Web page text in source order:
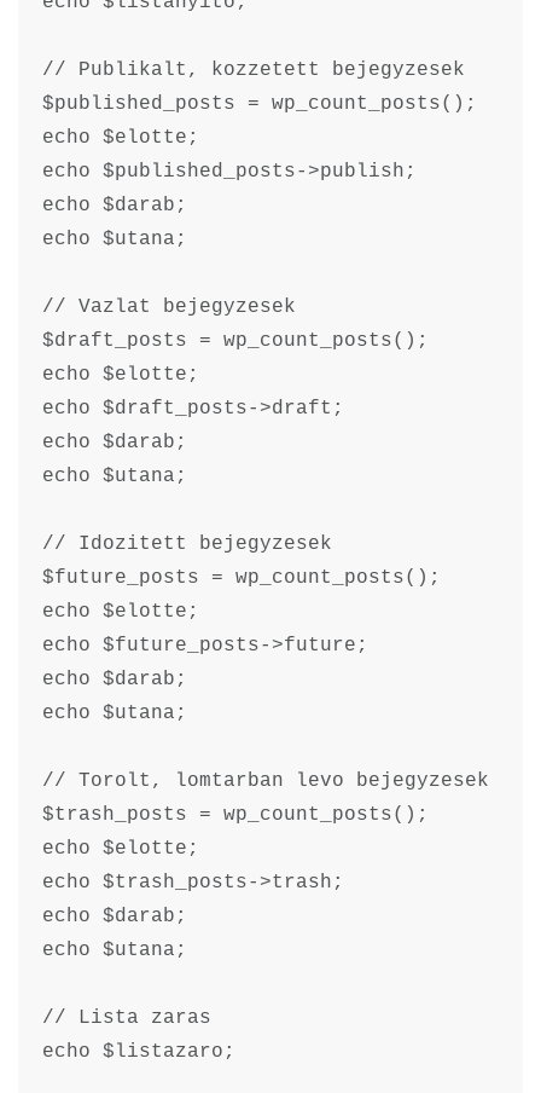
// Publikalt, kozzetett bejegyzesek
$published_posts = wp_count_posts();
echo $elotte;
echo $published_posts->publish;
echo $darab;
echo $utana;
// Vazlat bejegyzesek
$draft_posts = wp_count_posts();
echo $elotte;
echo $draft_posts->draft;
echo $darab;
echo $utana;
// Idozitett bejegyzesek
$future_posts = wp_count_posts();
echo $elotte;
echo $future_posts->future;
echo $darab;
echo $utana;
// Torolt, lomtarban levo bejegyzesek
$trash_posts = wp_count_posts();
echo $elotte;
echo $trash_posts->trash;
echo $darab;
echo $utana;
// Lista zaras
echo $listazaro;